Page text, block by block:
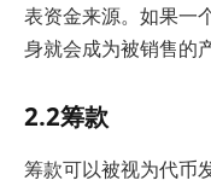
表资金来源。如果一
身就会成为被销售的
2.2筹款
筹款可以被视为代币